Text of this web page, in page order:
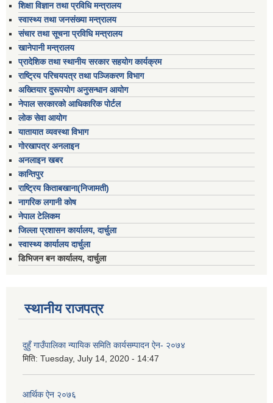
शिक्षा विज्ञान तथा प्रविधि मन्त्रालय
स्वास्थ्य तथा जनसंख्या मन्त्रालय
संचार तथा सूचना प्रविधि मन्त्रालय
खानेपानी मन्त्रालय
प्रादेशिक तथा स्थानीय सरकार सहयोग कार्यक्रम
राष्ट्रिय परिचयपत्र तथा पञ्जिकरण विभाग
अख्तियार दुरूपयोग अनुसन्धान आयोग
नेपाल सरकारको आधिकारिक पोर्टल
लोक सेवा आयोग
यातायात व्यवस्था विभाग
गोरखापत्र अनलाइन
अनलाइन खबर
कान्तिपुर
राष्ट्रिय किताबखाना(निजामती)
नागरिक लगानी कोष
नेपाल टेलिकम
जिल्ला प्रशासन कार्यालय, दार्चुला
स्वास्थ्य कार्यालय दार्चुला
डिभिजन बन कार्यालय, दार्चुला
स्थानीय राजपत्र
दुहुँ गाउँपालिका न्यायिक समिति कार्यसम्पादन ऐन- २०७४
मिति: Tuesday, July 14, 2020 - 14:47
आर्थिक ऐन २०७६